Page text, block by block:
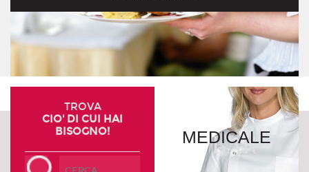
TROVA
CIO' DI CUI HAI
BISOGNO!
MEDICALE